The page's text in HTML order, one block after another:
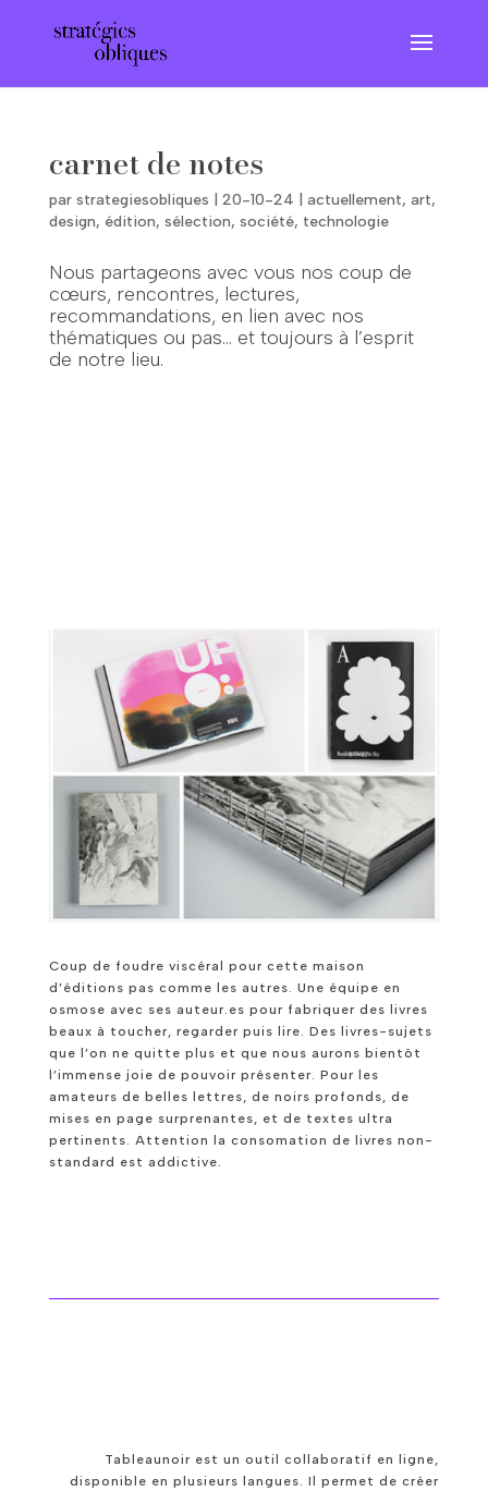
carnet de notes
par strategiesobliques 20-10-24 actuellement, art,
design, édition, sélection, société, technologie
Nous partageons avec vous nos coup de
cœurs, rencontres, lectures,
recommandations, en lien avec nos
thématiques ou pas… et toujours à l’esprit
de notre lieu.
Coup de foudre viscéral pour cette maison
d’éditions pas comme les autres. Une équipe en
osmose avec ses auteur.es pour fabriquer des livres
beaux à toucher, regarder puis lire. Des livres-sujets
que l’on ne quitte plus et que nous aurons bientôt
l’immense joie de pouvoir présenter. Pour les
amateurs de belles lettres, de noirs profonds, de
mises en page surprenantes, et de textes ultra
pertinents. Attention la consomation de livres non-
standard est addictive.
Tableaunoir est un outil collaboratif en ligne,
disponible en plusieurs langues. Il permet de créer